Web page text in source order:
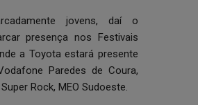
jovens, daí o
presença nos Festivais
a Toyota estará presente
Paredes de Coura,
Rock, MEO Sudoeste.